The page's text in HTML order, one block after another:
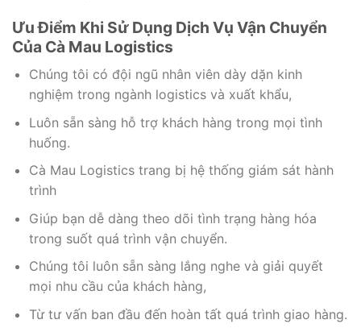
Ưu Điểm Khi Sử Dụng Dịch Vụ Vận Chuyển
Của Cà Mau Logistics
Chúng tôi có đội ngũ nhân viên dày dặn kinh
nghiệm trong ngành logistics và xuất khẩu,
Luôn sẵn sàng hỗ trợ khách hàng trong mọi tình
huống.
Cà Mau Logistics trang bị hệ thống giám sát hành
trình
Giúp bạn dễ dàng theo dõi tình trạng hàng hóa
trong suốt quá trình vận chuyển.
Chúng tôi luôn sẵn sàng lắng nghe và giải quyết
mọi nhu cầu của khách hàng,
Từ tư vấn ban đầu đến hoàn tất quá trình giao hàng.